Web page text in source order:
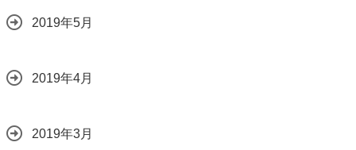
2019年5月
2019年4月
2019年3月